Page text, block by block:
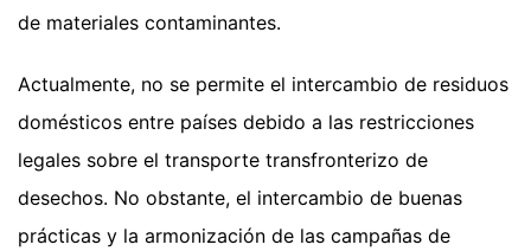
de materiales contaminantes.
Actualmente, no se permite el intercambio de residuos
domésticos entre países debido a las restricciones
legales sobre el transporte transfronterizo de
desechos. No obstante, el intercambio de buenas
prácticas y la armonización de las campañas de